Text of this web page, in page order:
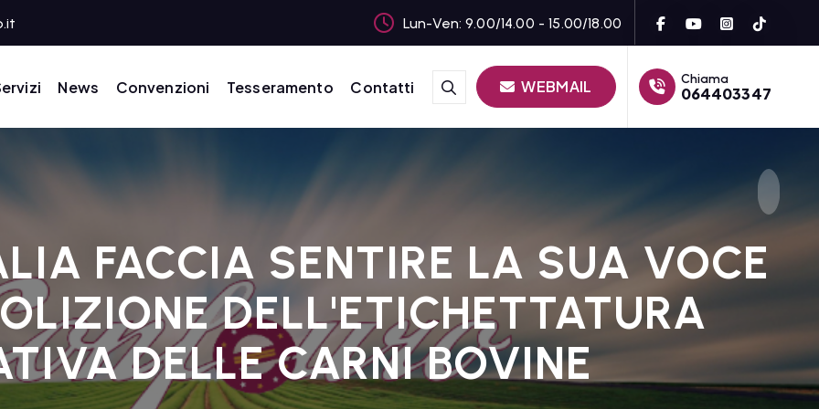
Lun-Ven: 9.00/14.00 - 15.00/18.00
News Convenzioni Tesseramento Contatti WEBMAIL Chiama
064403347
FACCIA SENTIRE LA SUA VOCE
DELL'ETICHETTATURA
DELLE CARNI BOVINE